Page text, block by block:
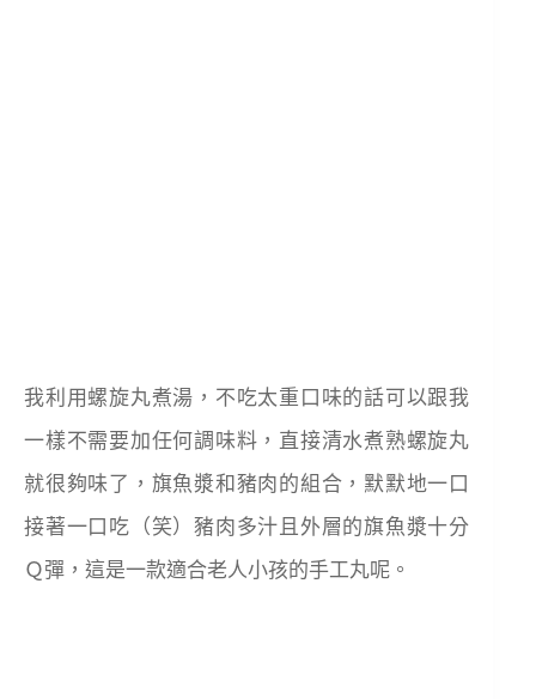
我利用螺旋丸煮湯，不吃太重口味的話可以跟我
一樣不需要加任何調味料，直接清水煮熟螺旋丸
就很夠味了，旗魚漿和豬肉的組合，默默地一口
接著一口吃（笑）豬肉多汁且外層的旗魚漿十分
Ｑ彈，這是一款適合老人小孩的手工丸呢。